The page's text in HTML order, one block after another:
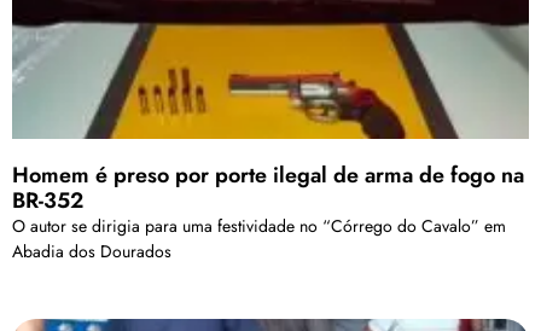
Homem é preso por porte ilegal de arma de fogo na
BR-352
O autor se dirigia para uma festividade no “Córrego do Cavalo” em
Abadia dos Dourados